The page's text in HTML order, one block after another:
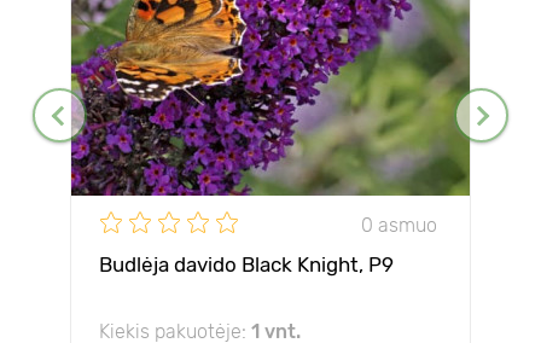
0 asmuo
Budlėja davido Black Knight, P9
Kiekis pakuotėje: 1 vnt.